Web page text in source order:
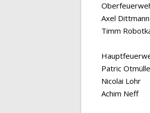
Axel Dittmann
Timm
Patric
Nicolai Lohr
Achim Neff